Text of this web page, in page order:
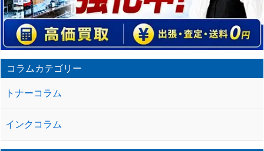
バ
ッ
ク
URL
コラムカテゴリー
トナーコラム
インクコラム